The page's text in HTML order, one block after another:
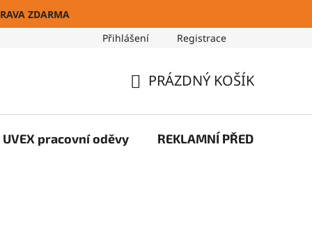
ZDARMA
Přihlášení Registrace
KOŠÍK
PRÁZDNÝ KOŠÍK
UVEX pracovní oděvy REKLAMNÍ PŘEDMĚTY